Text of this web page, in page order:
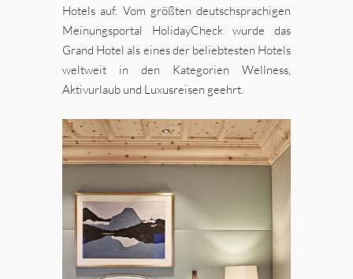
Hotels auf. Vom größten deutschsprachigen
Meinungsportal HolidayCheck wurde das
Grand Hotel als eines der beliebtesten Hotels
weltweit in den Kategorien Wellness,
Aktivurlaub und Luxusreisen geehrt.